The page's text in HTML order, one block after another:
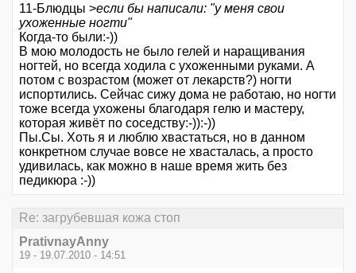
11-Блюдцы >если бы написали: "у меня свои
ухоженные ногти"
Когда-то были:-))
В мою молодость не было гелей и наращивания
ногтей, но всегда ходила с ухоженными руками. А
потом с возрастом (может от лекарств?) ногти
испортились. Сейчас сижу дома не работаю, но ногти
тоже всегда ухожены благодаря гелю и мастеру,
которая живёт по соседству:-)):-))
Пы.Сы. Хоть я и люблю хвастаться, но в данном
конкретном случае вовсе не хвасталась, а просто
удивилась, как можно в наше время жить без
педикюра :-))
Re: загрубевшая кожа стоп
PrativnayAnny
19 - 19.07.2010 - 14:51